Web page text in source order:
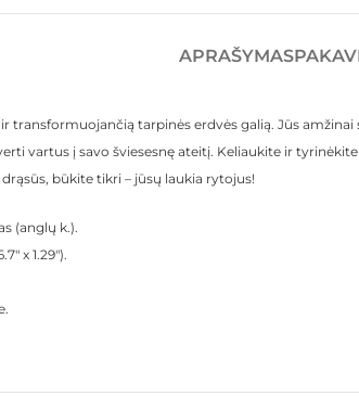
APRAŠYMAS
transformuojančią tarpinės erdvės galią. Jūs
vartus į savo šviesesnę ateitį. Keliaukite ir
būkite tikri – jūsų laukia rytojus!
(anglų k.).
x 1.29″).